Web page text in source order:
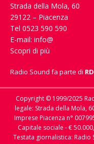
Strada della Mola, 60
29122 – Piacenza
Tel 0523 590 590
E-mail: info@
Scopri di più
Radio Sound fa parte di
Copyright © 1999/2025
legale: Strada della Mola,
Imprese Piacenza n°
Capitale sociale - €
Testata giornalistica: Radio